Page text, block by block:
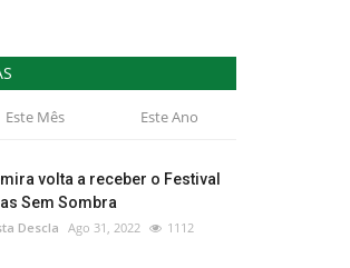
Este Mês Este Ano
volta a receber o Festival
Sem Sombra
Descla Ago 31, 2022 1112